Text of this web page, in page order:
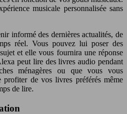
musicale personnalisée sans
informé des dernières actualités, de
réel. Vous pouvez lui poser des
et elle vous fournira une réponse
peut lire des livres audio pendant
ménagères ou que vous vous
profiter de vos livres préférés même
de lire.